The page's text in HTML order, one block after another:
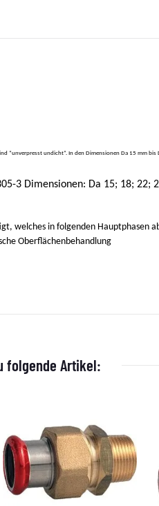
undicht“. In den Dimensionen Da 15 mm
3 Dimensionen: Da 15; 18;
welches in folgenden Hauptphasen
Oberflächenbehandlung
folgende Artikel: